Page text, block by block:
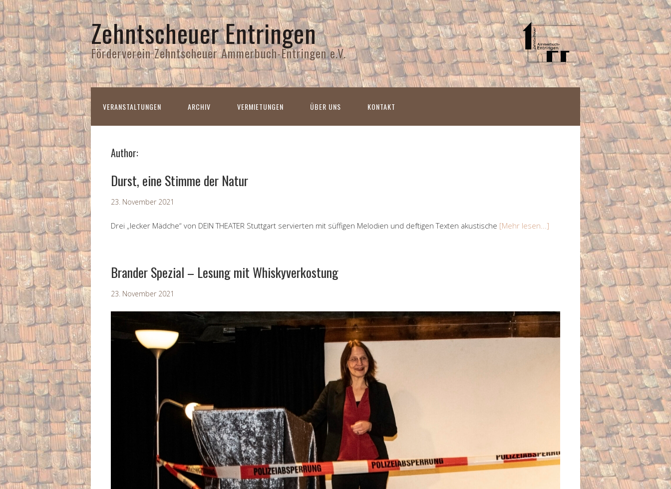
Zehntscheuer Entringen
Förderverein Zehntscheuer Ammerbuch-Entringen e.V.
VERANSTALTUNGEN ARCHIV VERMIETUNGEN ÜBER UNS KONTAKT
Author:
Durst, eine Stimme der Natur
23. November 2021
Drei „lecker Mädche“ von DEIN THEATER Stuttgart servierten mit süffigen Melodien und deftigen Texten akustische [Mehr lesen...]
Brander Spezial – Lesung mit Whiskyverkostung
23. November 2021